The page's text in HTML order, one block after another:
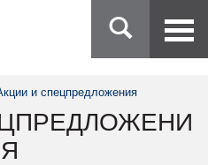
и спецпредложения
Я